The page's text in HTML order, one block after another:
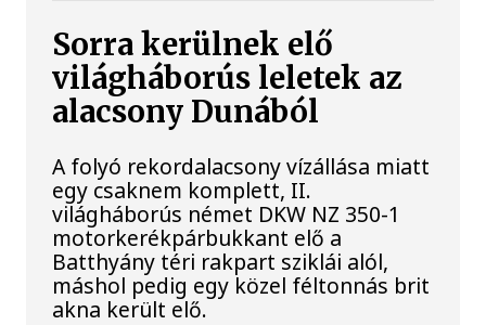
Sorra kerülnek elő
világháborús leletek az
alacsony Dunából
A folyó rekordalacsony vízállása miatt
egy csaknem komplett, II.
világháborús német DKW NZ 350-1
motorkerékpárbukkant elő a
Batthyány téri rakpart sziklái alól,
máshol pedig egy közel féltonnás brit
akna került elő.